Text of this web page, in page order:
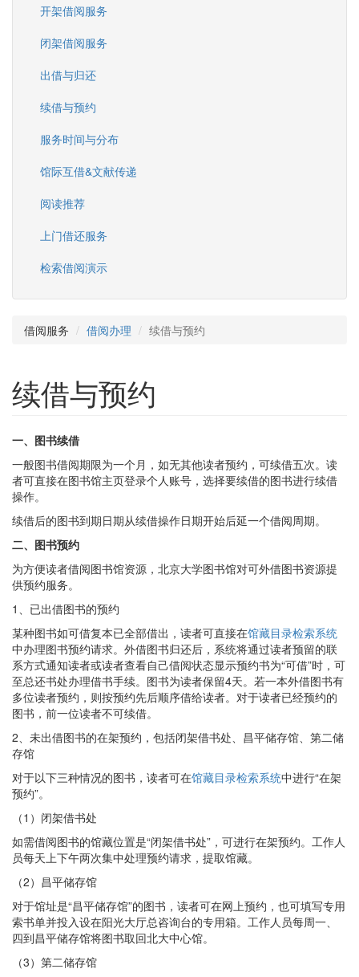
开架借阅服务
闭架借阅服务
出借与归还
续借与预约
服务时间与分布
馆际互借&文献传递
阅读推荐
上门借还服务
检索借阅演示
借阅服务 借阅办理 续借与预约
续借与预约
一、图书续借
一般图书借阅期限为一个月，如无其他读者预约，可续借五次。读
者可直接在图书馆主页登录个人账号，选择要续借的图书进行续借
操作。
续借后的图书到期日期从续借操作日期开始后延一个借阅周期。
二、图书预约
为方便读者借阅图书馆资源，北京大学图书馆对可外借图书资源提
供预约服务。
1、已出借图书的预约
某种图书如可借复本已全部借出，读者可直接在馆藏目录检索系统
中办理图书预约请求。外借图书归还后，系统将通过读者预留的联
系方式通知读者或读者查看自己借阅状态显示预约书为“可借”时，可
至总还书处办理借书手续。图书为读者保留4天。若一本外借图书有
多位读者预约，则按预约先后顺序借给读者。对于读者已经预约的
图书，前一位读者不可续借。
2、未出借图书的在架预约，包括闭架借书处、昌平储存馆、第二储
存馆
对于以下三种情况的图书，读者可在馆藏目录检索系统中进行“在架
预约”。
（1）闭架借书处
如需借阅图书的馆藏位置是“闭架借书处”，可进行在架预约。工作人
员每天上下午两次集中处理预约请求，提取馆藏。
（2）昌平储存馆
对于馆址是“昌平储存馆”的图书，读者可在网上预约，也可填写专用
索书单并投入设在阳光大厅总咨询台的专用箱。工作人员每周一、
四到昌平储存馆将图书取回北大中心馆。
（3）第二储存馆